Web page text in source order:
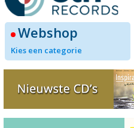
Webshop
Kies een categorie